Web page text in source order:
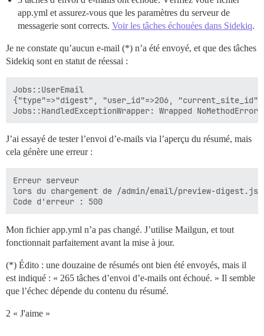
app.yml et assurez-vous que les paramètres du serveur de
messagerie sont corrects. Voir les tâches échouées dans Sidekiq.
Je ne constate qu’aucun e-mail (*) n’a été envoyé, et que des tâches
Sidekiq sont en statut de réessai :
Jobs::UserEmail
{"type"=>"digest", "user_id"=>206,
J’ai essayé de tester l’envoi d’e-mails via l’aperçu du résumé, mais
cela génère une erreur :
Erreur serveur
lors du chargement de /admin/email/preview-
Mon fichier app.yml n’a pas changé. J’utilise Mailgun, et tout
fonctionnait parfaitement avant la mise à jour.
(*) Édito : une douzaine de résumés ont bien été envoyés, mais il
est indiqué : « 265 tâches d’envoi d’e-mails ont échoué. » Il semble
que l’échec dépende du contenu du résumé.
2 « J'aime »